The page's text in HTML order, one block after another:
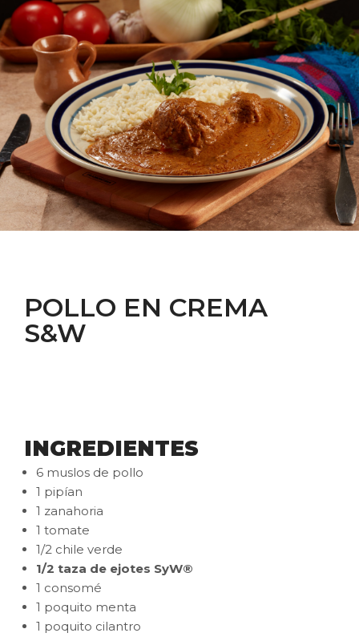
POLLO EN CREMA
S&W
INGREDIENTES
6 muslos de pollo
1 pipían
1 zanahoria
1 tomate
1/2 chile verde
1/2 taza de ejotes SyW®
1 consomé
1 poquito menta
1 poquito cilantro